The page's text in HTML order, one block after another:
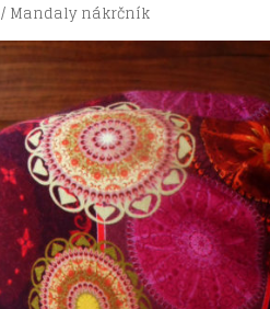
/ Mandaly nákrčník